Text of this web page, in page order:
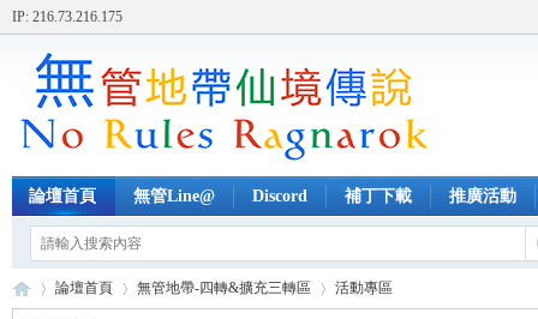
IP: 216.73.216.175
論壇首頁 無管Line@ Discord 補丁下載 推廣活動
論壇首頁 無管地帶-四轉&擴充三轉區 活動專區